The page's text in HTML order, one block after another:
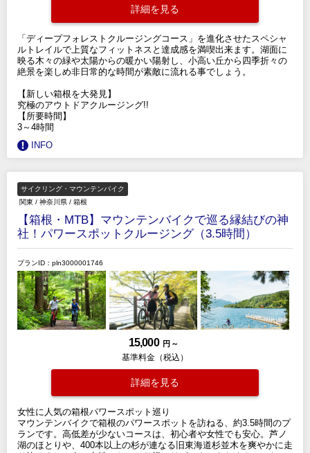
詳細を見る
「ディープフォレストクルージングコース」を進化させたスペシャ
ルトレイルで上質なフィットネスと達成感を満喫出来ます。湖面に
映る木々の緑や太陽からの暖かい陽射し、小高い丘から四季折々の
絶景を楽しめ非日常的な時間が素敵に流れる事でしょう。
【新しい箱根を大発見】
究極のアウトドアクルージング!!
【所要時間】
3～4時間
INFO
サイクリング・マウンテンバイク
関東 / 神奈川県 / 箱根
【箱根・MTB】マウンテンバイクで巡る縁結びの神
社！パワースポットクルージング（3.5時間）
プランID：pln3000001746
15,000 円 ～
基準料金（税込）
詳細を見る
女性に人気の箱根パワースポット巡り
マウンテンバイクで箱根のパワースポットを訪ねる、約3.5時間のプ
ランです。高低差が少ないコースは、初心者や女性でも安心。芦ノ
湖のほとりや、400本以上の杉が連なる旧東海道杉並木を爽やかに走